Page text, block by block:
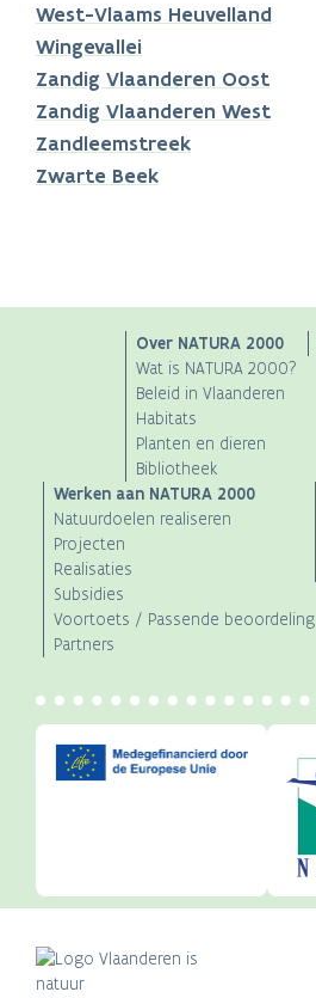
West-Vlaams Heuvelland
Wingevallei
Zandig Vlaanderen Oost
Zandig Vlaanderen West
Zandleemstreek
Zwarte Beek
navigation
Over NATURA 2000
Wat is NATURA 2000?
Beleid in Vlaanderen
Habitats
Planten en dieren
Bibliotheek
Werken aan NATURA 2000
Natuurdoelen realiseren
Projecten
Realisaties
Subsidies
Voortoets / Passende beoordeling
Partners